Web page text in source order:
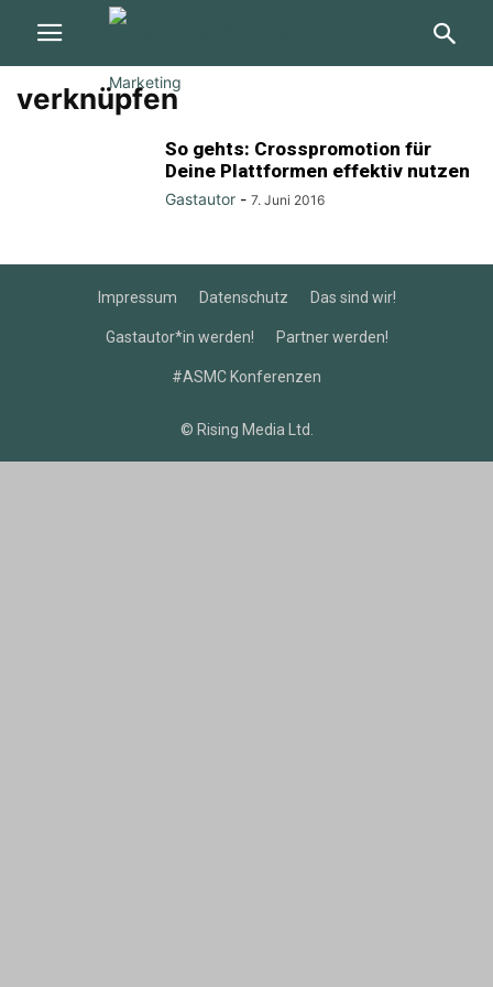
verknüpfen
So gehts: Crosspromotion für
Deine Plattformen effektiv nutzen
Gastautor - 7. Juni 2016
Impressum Datenschutz Das sind wir!
Gastautor*in werden! Partner werden!
#ASMC Konferenzen
© Rising Media Ltd.